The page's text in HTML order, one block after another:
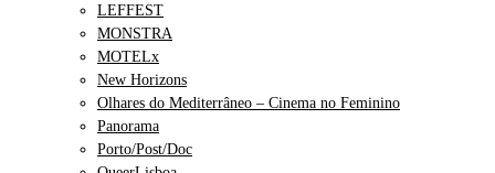
LEFFEST
MONSTRA
MOTELx
New Horizons
Olhares do Mediterrâneo – Cinema no Feminino
Panorama
Porto/Post/Doc